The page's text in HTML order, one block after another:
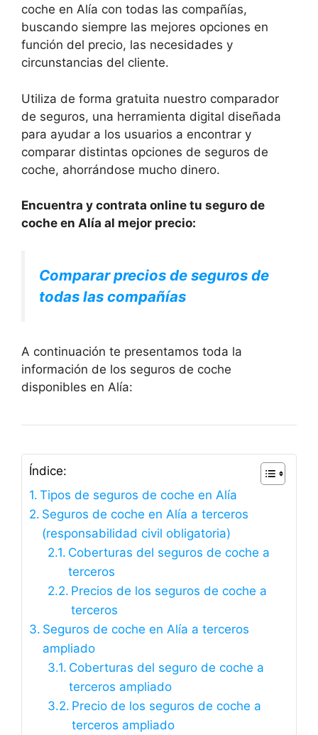
coche en Alía con todas las compañías,
buscando siempre las mejores opciones en
función del precio, las necesidades y
circunstancias del cliente.
Utiliza de forma gratuita nuestro comparador
de seguros, una herramienta digital diseñada
para ayudar a los usuarios a encontrar y
comparar distintas opciones de seguros de
coche, ahorrándose mucho dinero.
Encuentra y contrata online tu seguro de
coche en Alía al mejor precio:
Comparar precios de seguros de
todas las compañías
A continuación te presentamos toda la
información de los seguros de coche
disponibles en Alía:
Índice:
Tipos de seguros de coche en Alía
Seguros de coche en Alía a terceros
(responsabilidad civil obligatoria)
Coberturas del seguros de coche a
terceros
Precios de los seguros de coche a
terceros
Seguros de coche en Alía a terceros
ampliado
Coberturas del seguro de coche a
terceros ampliado
Precio de los seguros de coche a
terceros ampliado